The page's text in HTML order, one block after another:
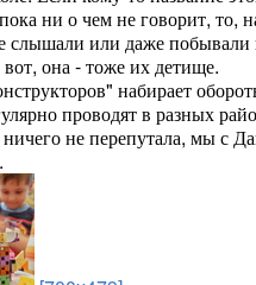
ни о чем не говорит, то,
слышали или даже побывали
она - тоже их детище.
набирает
проводят в разных
не перепутала, мы с